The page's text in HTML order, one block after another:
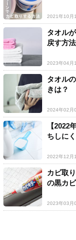
2021年10月
タオル
戻す方
2023年04月
タオル
きは？
2024年02月
【2022
ちしに
2022年12月
カビ取
の黒カ
2023年03月